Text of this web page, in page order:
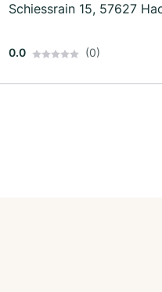
Schiessrain 15, 57627
0.0 (0)